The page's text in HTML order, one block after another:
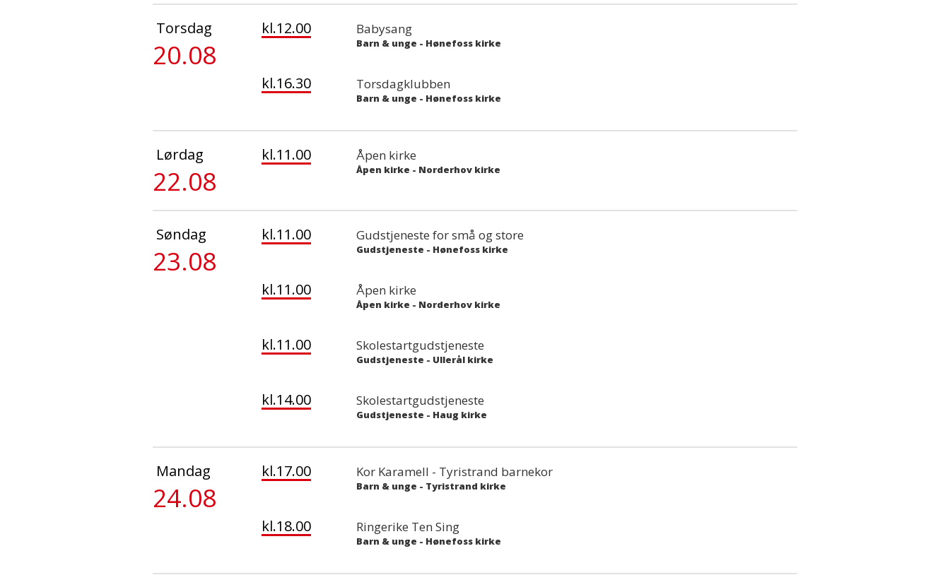
Torsdag
20.08
kl.12.00 Babysang
Barn & unge - Hønefoss kirke
kl.16.30 Torsdagklubben
Barn & unge - Hønefoss kirke
Lørdag
22.08
kl.11.00 Åpen kirke
Åpen kirke - Norderhov kirke
Søndag
23.08
kl.11.00 Gudstjeneste for små og store
Gudstjeneste - Hønefoss kirke
kl.11.00 Åpen kirke
Åpen kirke - Norderhov kirke
kl.11.00 Skolestartgudstjeneste
Gudstjeneste - Ullerål kirke
kl.14.00 Skolestartgudstjeneste
Gudstjeneste - Haug kirke
Mandag
24.08
kl.17.00 Kor Karamell - Tyristrand barnekor
Barn & unge - Tyristrand kirke
kl.18.00 Ringerike Ten Sing
Barn & unge - Hønefoss kirke